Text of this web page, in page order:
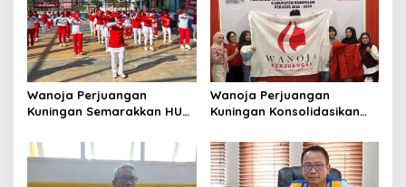
Wanoja Perjuangan
Kuningan Semarakkan HUT
Perempuan Harus Sehat
dan Berdaya
Wanoja Perjuangan
Kuningan Konsolidasikan
Kegiatan Positif Generasi
Muda